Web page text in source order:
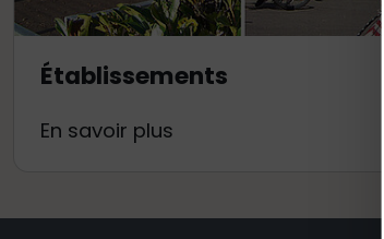
Établissements
En savoir plus